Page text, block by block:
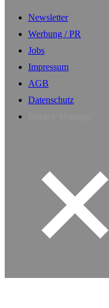
Newsletter
Werbung / PR
Jobs
Impressum
AGB
Datenschutz